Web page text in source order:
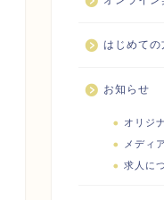
はじめての
お知らせ
オリジ
メディ
求人に